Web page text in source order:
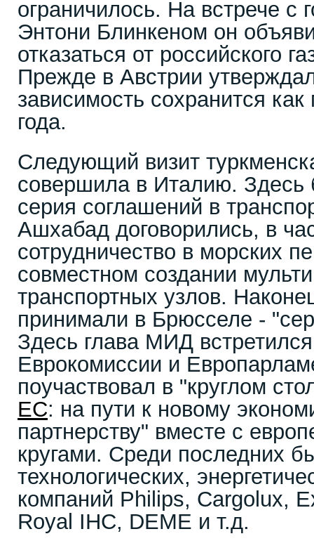
ограничилось. На встрече с
Энтони Блинкеном он
отказаться от российского
Прежде в Австрии
зависимость сохранится
года.
Следующий визит
совершила в Италию. Здесь
серия соглашений в
Ашхабад договорились, в
сотрудничество в морских
совместном создании
транспортных узлов.
принимали в Брюсселе -
Здесь глава МИД
Еврокомиссии и
поучаствовал в "круглом
ЕС: на пути к новому
партнерству" вместе с
кругами. Среди последних
технологических,
компаний Philips, Cargolux,
Royal IHC, DEME и т.д.